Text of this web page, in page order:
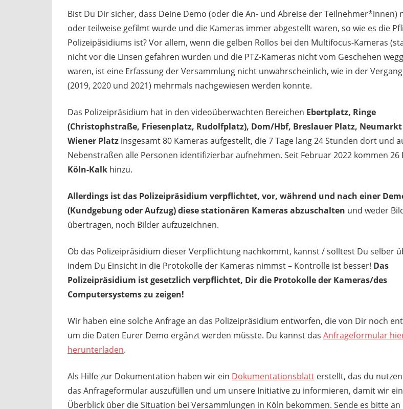
Bist Du Dir sicher, dass Deine Demo (oder die An- und Abreise der Teilnehmer*innen)
oder teilweise gefilmt wurde und die Kameras immer abgestellt waren, so wie es die
Polizeipäsidiums ist? Vor allem, wenn die gelben Rollos bei den Multifocus-Kameras
nicht vor die Linsen gefahren wurden und die PTZ-Kameras nicht vom Geschehen
waren, ist eine Erfassung der Versammlung nicht unwahrscheinlich, wie in der
(2019, 2020 und 2021) mehrmals nachgewiesen werden konnte.
Das Polizeipräsidium hat in den videoüberwachten Bereichen Ebertplatz, Ringe
(Christophstraße, Friesenplatz, Rudolfplatz), Dom/Hbf, Breslauer Platz,
Wiener Platz insgesamt 80 Kameras aufgestellt, die 7 Tage lang 24 Stunden dort und
Nebenstraßen alle Personen identifizierbar aufnehmen. Seit Februar 2022 kommen 26
Köln-Kalk hinzu.
Allerdings ist das Polizeipräsidium verpflichtet, vor, während und nach einer
(Kundgebung oder Aufzug) diese stationären Kameras abzuschalten und weder
übertragen, noch Bilder aufzuzeichnen.
Ob das Polizeipräsidium dieser Verpflichtung nachkommt, kannst / solltest Du selber
indem Du Einsicht in die Protokolle der Kameras nimmst – Kontrolle ist besser! Das
Polizeipräsidium ist gesetzlich verpflichtet, Dir die Protokolle der Kameras/des
Computersystems zu zeigen!
Wir haben eine solche Anfrage an das Polizeipräsidium entworfen, die von Dir noch
um die Daten Eurer Demo ergänzt werden müsste. Du kannst das Anfrageformular
herunterladen.
Als Hilfe zur Dokumentation haben wir ein Dokumentationsblatt erstellt, das du
das Anfrageformular auszufüllen und um unsere Initiative zu informieren, damit wir
Überblick über die Situation bei Versammlungen in Köln bekommen. Sende es bitte an